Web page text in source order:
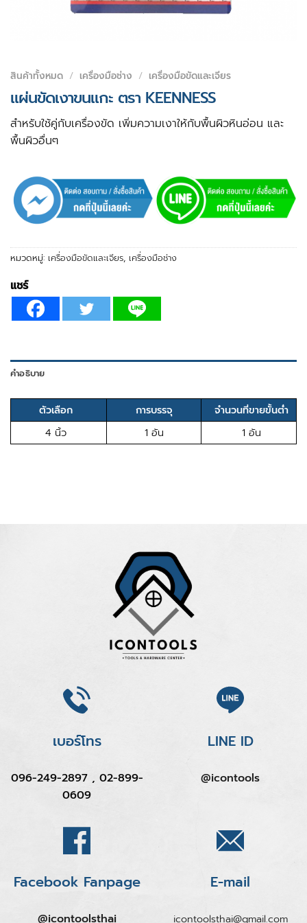
สินค้าทั้งหมด / เครื่องมือช่าง / เครื่องมือขัดและเจียร
แผ่นขัดเงาขนแกะ ตรา KEENNESS
สำหรับใช้คู่กับเครื่องขัด เพิ่มความเงาให้กับพื้นผิวหินอ่อน และ
พื้นผิวอื่นๆ
หมวดหมู่: เครื่องมือขัดและเจียร, เครื่องมือช่าง
แชร์
คำอธิบาย
ตัวเลือก การบรรจุ
จำนวนที่ขายขั้นต่ำ
4 นิ้ว
1 อัน 1 อัน
เบอร์โทร
096-249-2897 , 02-899-
0609
LINE ID
@icontools
Facebook Fanpage
@icontoolsthai
E-mail
icontoolsthai@gmail.com